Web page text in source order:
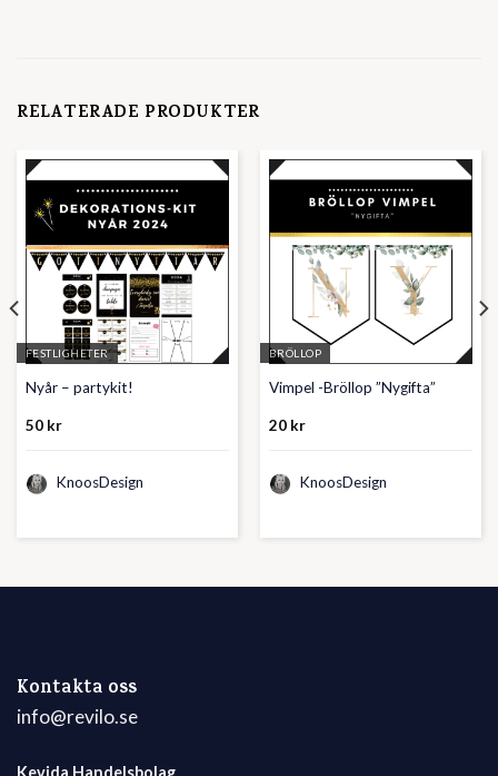
RELATERADE PRODUKTER
FESTLIGHETER
Nyår – partykit!
50 kr
KnoosDesign
BRÖLLOP
Vimpel -Bröllop ”Nygifta”
20 kr
KnoosDesign
Kontakta oss
info@revilo.se